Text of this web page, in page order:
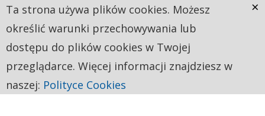
Ta strona używa plików cookies. Możesz
określić warunki przechowywania lub
dostępu do plików cookies w Twojej
przeglądarce. Więcej informacji znajdziesz w
naszej: Polityce Cookies
×